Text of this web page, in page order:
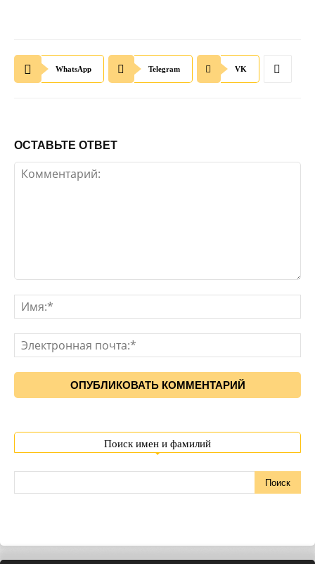
WhatsApp Telegram VK
ОСТАВЬТЕ ОТВЕТ
Поиск имен и фамилий